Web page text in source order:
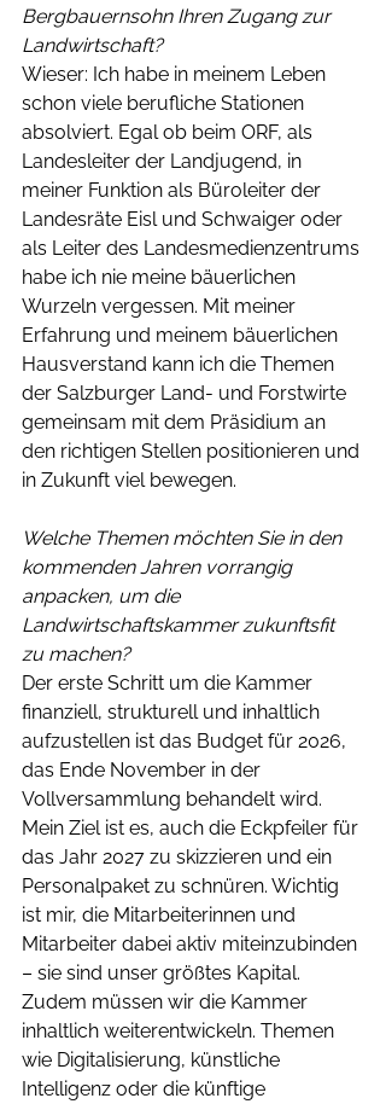
Bergbauernsohn Ihren Zugang zur
Landwirtschaft?
Wieser: Ich habe in meinem Leben
schon viele berufliche Stationen
absolviert. Egal ob beim ORF, als
Landesleiter der Landjugend, in
meiner Funktion als Büroleiter der
Landesräte Eisl und Schwaiger oder
als Leiter des Landesmedienzentrums
habe ich nie meine bäuerlichen
Wurzeln vergessen. Mit meiner
Erfahrung und meinem bäuerlichen
Hausverstand kann ich die Themen
der Salzburger Land- und Forstwirte
gemeinsam mit dem Präsidium an
den richtigen Stellen positionieren und
in Zukunft viel bewegen.
Welche Themen möchten Sie in den
kommenden Jahren vorrangig
anpacken, um die
Landwirtschaftskammer zukunftsfit
zu machen?
Der erste Schritt um die Kammer
finanziell, strukturell und inhaltlich
aufzustellen ist das Budget für 2026,
das Ende November in der
Vollversammlung behandelt wird.
Mein Ziel ist es, auch die Eckpfeiler für
das Jahr 2027 zu skizzieren und ein
Personalpaket zu schnüren. Wichtig
ist mir, die Mitarbeiterinnen und
Mitarbeiter dabei aktiv miteinzubinden
– sie sind unser größtes Kapital.
Zudem müssen wir die Kammer
inhaltlich weiterentwickeln. Themen
wie Digitalisierung, künstliche
Intelligenz oder die künftige